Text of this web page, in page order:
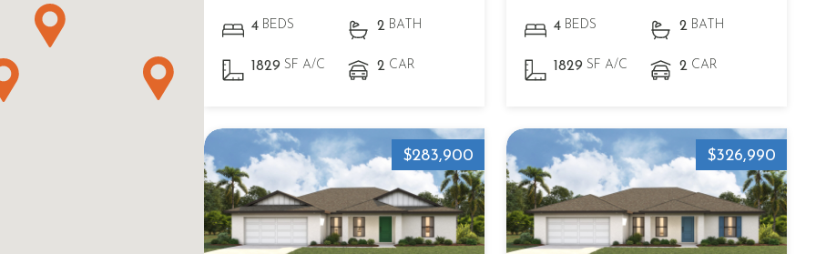
4 BEDS 2 BATH
1829 SF A/C 2 CAR
4 BEDS 2 BATH
1829 SF A/C 2 CAR
$283,900 $326,990